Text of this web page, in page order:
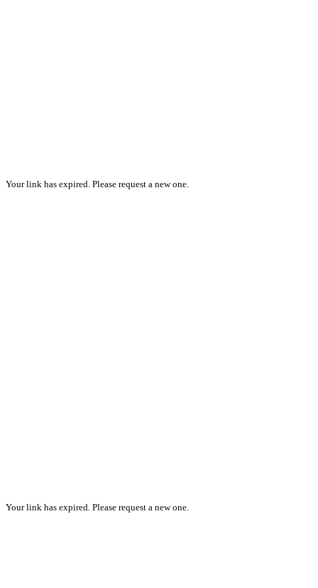
Your link has expired. Please request a new one.
Your link has expired. Please request a new one.